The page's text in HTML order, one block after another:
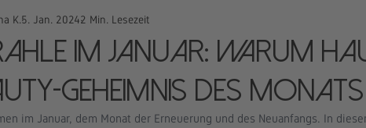
im Januar: Warum
Geheimnis des
K. 5. Jan. 20242 Min. Lesezeit
im Januar, dem Monat der Erneuerung und des Neuanfangs. In